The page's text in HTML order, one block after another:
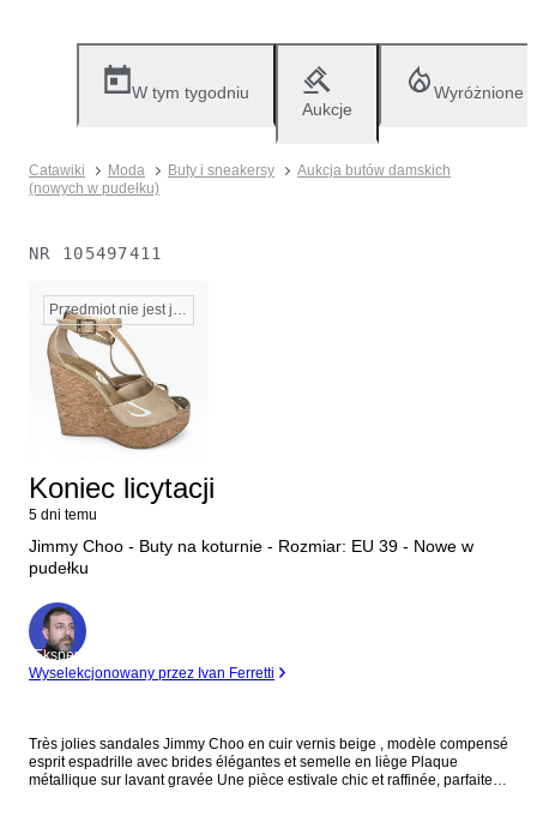
W tym tygodniu
Aukcje
Wyróżnione
Catawiki Moda Buty i sneakersy
Aukcja butów damskich
(nowych w pudełku)
NR 105497411
Przedmiot nie jest już dostępny
Koniec licytacji
5 dni temu
Jimmy Choo - Buty na koturnie - Rozmiar: EU 39 - Nowe w
pudełku
Ekspert
Wyselekcjonowany przez Ivan Ferretti
Très jolies sandales Jimmy Choo en cuir vernis beige , modèle compensé
esprit espadrille avec brides élégantes et semelle en liège Plaque
métallique sur lavant gravée Une pièce estivale chic et raffinée, parfaite